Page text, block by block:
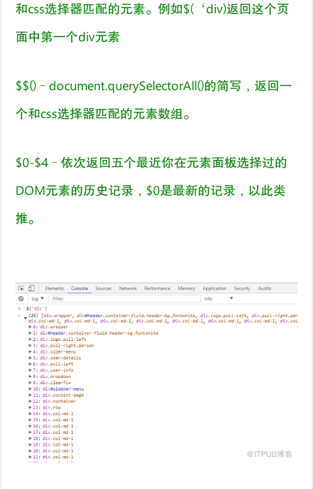
和css选择器匹配的元素。例如$(‘div)返回这个页
面中第一个div元素
$$()–document.querySelectorAll()的简写，返回一
个和css选择器匹配的元素数组。
$0-$4–依次返回五个最近你在元素面板选择过的
DOM元素的历史记录，$0是最新的记录，以此类
推。